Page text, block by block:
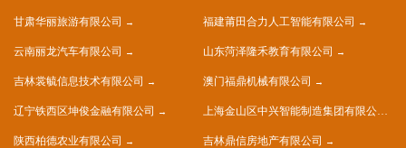
甘肃华丽旅游有限公司 福建莆田合力人工智能有限公司
云南丽龙汽车有限公司 山东菏泽隆禾教育有限公司
吉林裳毓信息技术有限公司 澳门福鼎机械有限公司
辽宁铁西区坤俊金融有限公司 上海金山区中兴智能制造集团有限公司
陕西柏德农业有限公司 吉林鼎信房地产有限公司